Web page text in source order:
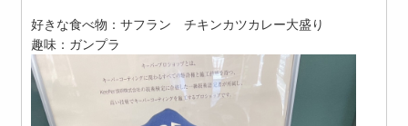
好きな食べ物：サフラン チキンカツカレー大盛り
趣味：ガンプラ